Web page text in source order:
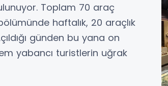
Toplam 70 araç
haftalık, 20 araçlık
günden bu yana on
yabancı turistlerin uğrak